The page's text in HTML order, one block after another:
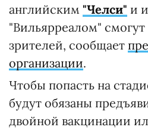
английским "Челси" и
"Вильярреалом" смогут
зрителей, сообщает
организации.
Чтобы попасть на
будут обязаны
двойной вакцинации